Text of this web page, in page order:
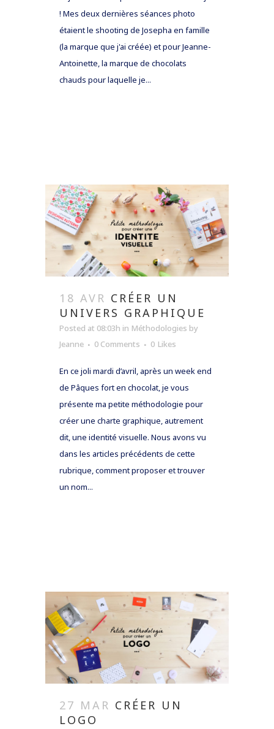
! Mes deux dernières séances photo
étaient le shooting de Josepha en famille
(la marque que j'ai créée) et pour Jeanne-
Antoinette, la marque de chocolats
chauds pour laquelle je...
18 AVR CRÉER UN
UNIVERS GRAPHIQUE
Posted at 08:03h in Méthodologies by
Jeanne
0 Comments 0 Likes
En ce joli mardi d’avril, après un week end
de Pâques fort en chocolat, je vous
présente ma petite méthodologie pour
créer une charte graphique, autrement
dit, une identité visuelle. Nous avons vu
dans les articles précédents de cette
rubrique, comment proposer et trouver
un nom...
27 MAR CRÉER UN
LOGO